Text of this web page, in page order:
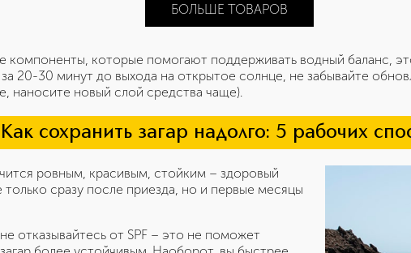
БОЛЬШЕ ТОВАРОВ
которые помогают поддерживать водный баланс,
20-30 минут до выхода на открытое солнце, не забывайте
наносите новый слой средства чаще).
Как сохранить загар надолго: 5 рабочих
ровным, красивым, стойким – здоровый
только сразу после приезда, но и первые месяцы
отказывайтесь от SPF – это не поможет